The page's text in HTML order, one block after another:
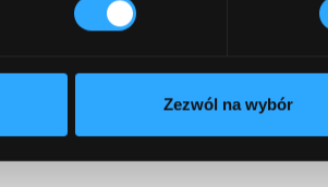
Zezwól na wybór